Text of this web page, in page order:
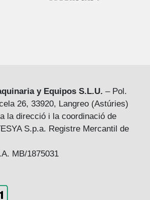
y Equipos S.L.U. – Pol.
26, 33920, Langreo (Astúries)
la direcció i la coordinació de
S.p.a. Registre Mercantil de
MB/1875031